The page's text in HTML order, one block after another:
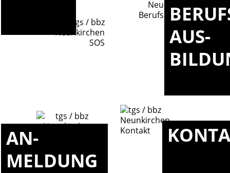
AUS-
AN-
MELDUNG